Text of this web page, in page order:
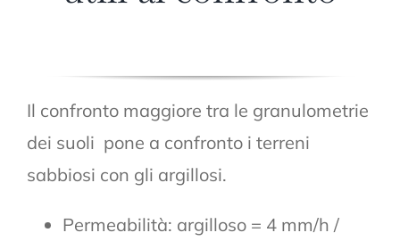
Il confronto maggiore tra le granulometrie
dei suoli pone a confronto i terreni
sabbiosi con gli argillosi.
Permeabilità: argilloso = 4 mm/h /